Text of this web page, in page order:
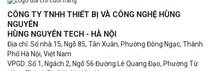
CÔNG TY TNHH THIẾT BỊ VÀ CÔNG NGHỆ HÙNG
NGUYÊN
HÙNG NGUYÊN TECH - HÀ NỘI
Địa chỉ: Số nhà 15, Ngõ 85, Tân Xuân, Phường Đông Ngạc, Thành
Phố Hà Nội, Việt Nam
VPGD: Số 1, Ngách 2, Ngõ 56 Đường Lê Quang Đạo, Phường Từ